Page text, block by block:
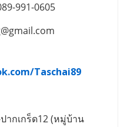
991-0605
Taschai89
ากเกร็ด12 (หมู่บ้าน